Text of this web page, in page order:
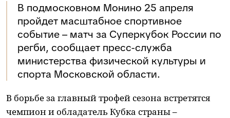
В подмосковном Монино 25 апреля
пройдет масштабное спортивное
событие – матч за Суперкубок России по
регби, сообщает пресс-служба
министерства физической культуры и
спорта Московской области.
В борьбе за главный трофей сезона встретятся
чемпион и обладатель Кубка страны –